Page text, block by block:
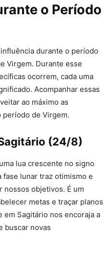
o Período
durante o período
Virgem. Durante esse
ocorrem, cada uma
Acompanhar essas
ao máximo as
de Virgem.
(24/8)
lua crescente no signo
fase lunar traz otimismo e
nossos objetivos. É um
metas e traçar planos
em Sagitário nos encoraja a
buscar novas